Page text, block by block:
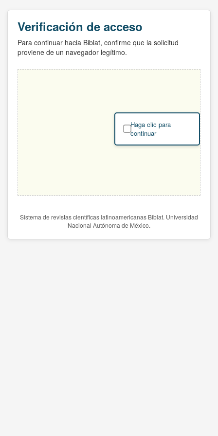
Verificación de acceso
Para continuar hacia Biblat, confirme que la solicitud
proviene de un navegador legítimo.
Haga clic para
continuar
Sistema de revistas científicas latinoamericanas Biblat. Universidad
Nacional Autónoma de México.